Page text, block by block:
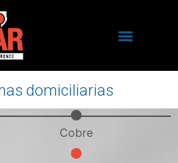
domiciliarias
Cobre